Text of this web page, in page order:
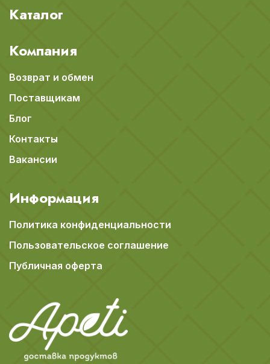
Каталог
Компания
Возврат и обмен
Поставщикам
Блог
Контакты
Вакансии
Информация
Политика конфиденциальности
Пользовательское соглашение
Публичная оферта